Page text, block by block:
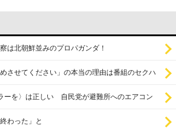
は北朝鮮並みのプロパガンダ！
させてください」の本当の理由は番組のセクハ
ーを〉は正しい 自民党が避難所へのエアコン
わった」と